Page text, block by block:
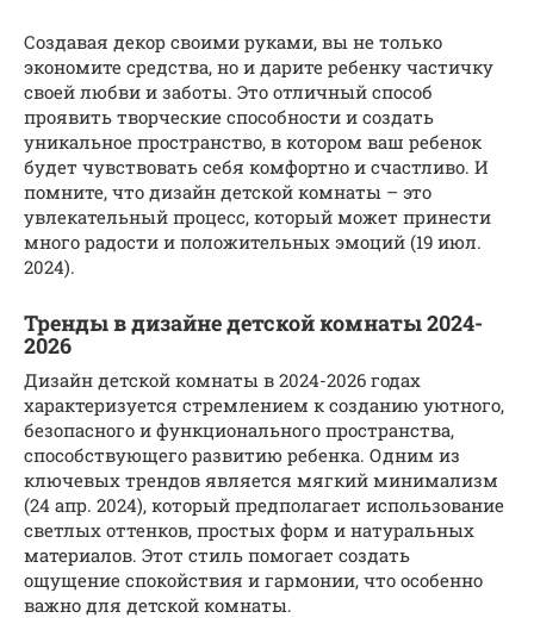
Создавая декор своими руками, вы не только
экономите средства, но и дарите ребенку частичку
своей любви и заботы. Это отличный способ
проявить творческие способности и создать
уникальное пространство, в котором ваш ребенок
будет чувствовать себя комфортно и счастливо. И
помните, что дизайн детской комнаты – это
увлекательный процесс, который может принести
много радости и положительных эмоций (19 июл.
2024).
Тренды в дизайне детской комнаты 2024-
2026
Дизайн детской комнаты в 2024-2026 годах
характеризуется стремлением к созданию уютного,
безопасного и функционального пространства,
способствующего развитию ребенка. Одним из
ключевых трендов является мягкий минимализм
(24 апр. 2024), который предполагает использование
светлых оттенков, простых форм и натуральных
материалов. Этот стиль помогает создать
ощущение спокойствия и гармонии, что особенно
важно для детской комнаты.